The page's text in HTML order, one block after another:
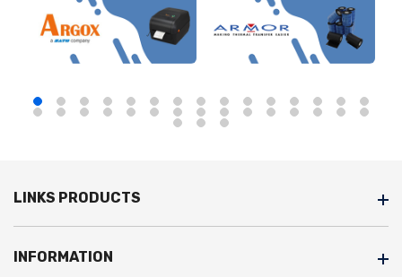
LINKS PRODUCTS
INFORMATION